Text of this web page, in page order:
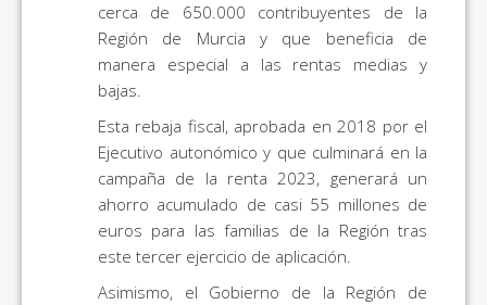
cerca de 650.000 contribuyentes de la
Región de Murcia y que beneficia de
manera especial a las rentas medias y
bajas.
Esta rebaja fiscal, aprobada en 2018 por el
Ejecutivo autonómico y que culminará en la
campaña de la renta 2023, generará un
ahorro acumulado de casi 55 millones de
euros para las familias de la Región tras
este tercer ejercicio de aplicación.
Asimismo, el Gobierno de la Región de